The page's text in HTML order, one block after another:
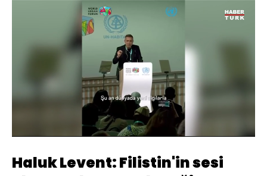
Aç
Yüklendi
48.82%
Hızı
Haluk Levent: Filistin'in sesi